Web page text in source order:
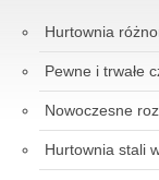
Hurtownia
Pewne i trwałe
Nowoczesne
Hurtownia stali